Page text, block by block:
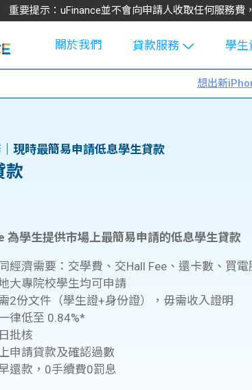
重要提示：uFinance並不會向申請人收取任何服務
關於我們
貸款服務
學生貸款
分享
網上私人貸
款
學生
Blog
大
理
想出新
現時最簡易申請低息學生貸款
款
為學生提供市場上最簡易申請的低息學生貸款
經濟需要：交學費、交Hall Fee、還卡數、買
大專院校學生均可申請
2份文件（學生證+身份證），毋需收入證明
律低至 0.84%*
批核
申請貸款及確認過數
還款，0手續費0罰息